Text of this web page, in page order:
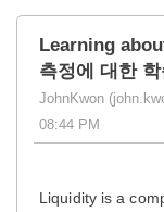
Learning
측정에 대한
JohnKwon
08:44 PM
Liquidity is a